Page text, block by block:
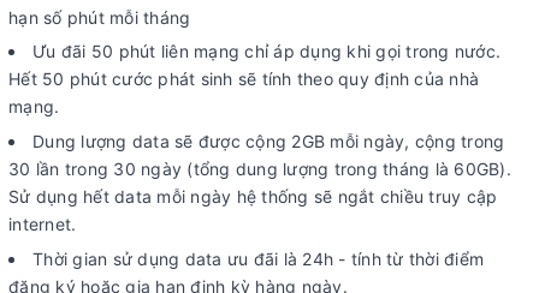
hạn số phút mỗi tháng
Ưu đãi 50 phút liên mạng chỉ áp dụng khi gọi trong nước.
Hết 50 phút cước phát sinh sẽ tính theo quy định của nhà
mạng.
Dung lượng data sẽ được cộng 2GB mỗi ngày, cộng trong
30 lần trong 30 ngày (tổng dung lượng trong tháng là 60GB).
Sử dụng hết data mỗi ngày hệ thống sẽ ngắt chiều truy cập
internet.
Thời gian sử dụng data ưu đãi là 24h - tính từ thời điểm
đăng ký hoặc gia hạn định kỳ hàng ngày.